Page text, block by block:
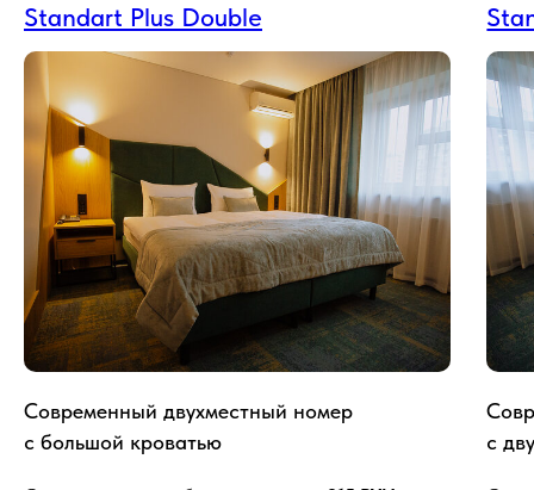
Standart Plus Double
Современный двухместный номер
с большой кроватью
с